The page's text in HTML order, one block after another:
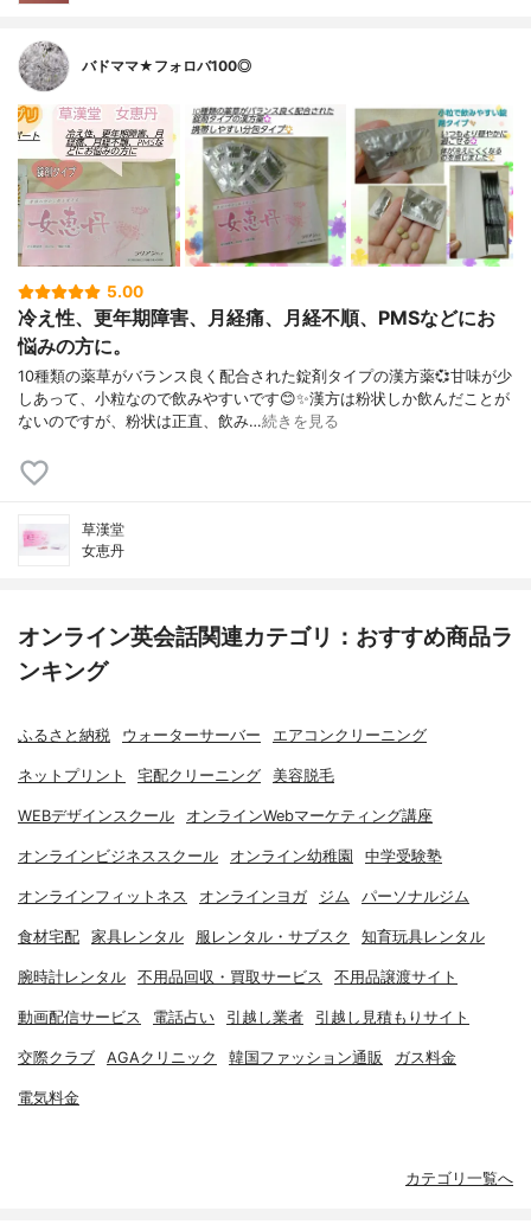
バドママ★フォロバ100◎
5.00
冷え性、更年期障害、月経痛、月経不順、PMSなどにお
悩みの方に。
10種類の薬草がバランス良く配合された錠剤タイプの漢方薬💞甘味が少
しあって、小粒なので飲みやすいです😊✨漢方は粉状しか飲んだことが
ないのですが、粉状は正直、飲み…続きを見る
草漢堂
女恵丹
オンライン英会話関連カテゴリ：おすすめ商品ラ
ンキング
ふるさと納税 ウォーターサーバー エアコンクリーニング
ネットプリント 宅配クリーニング 美容脱毛
WEBデザインスクール オンラインWebマーケティング講座
オンラインビジネススクール オンライン幼稚園 中学受験塾
オンラインフィットネス オンラインヨガ ジム パーソナルジム
食材宅配 家具レンタル 服レンタル・サブスク 知育玩具レンタル
腕時計レンタル 不用品回収・買取サービス 不用品譲渡サイト
動画配信サービス 電話占い 引越し業者 引越し見積もりサイト
交際クラブ AGAクリニック 韓国ファッション通販 ガス料金
電気料金
カテゴリ一覧へ